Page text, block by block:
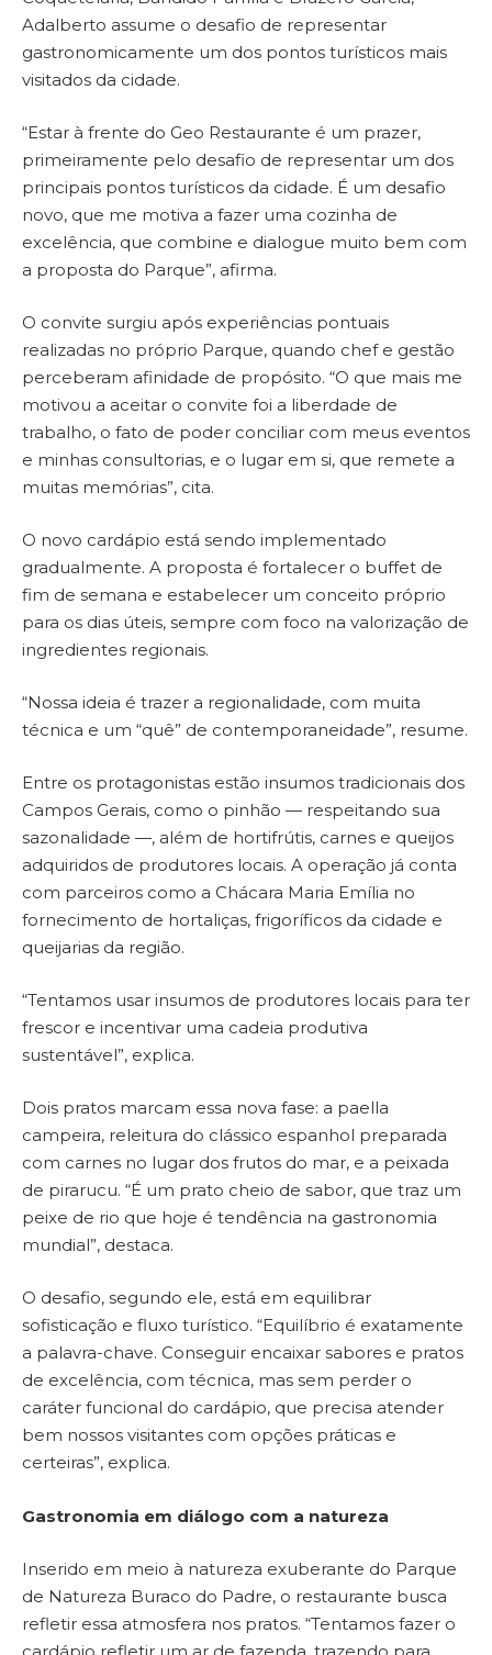
Adalberto assume o desafio de representar
gastronomicamente um dos pontos turísticos mais
visitados da cidade.
“Estar à frente do Geo Restaurante é um prazer,
primeiramente pelo desafio de representar um dos
principais pontos turísticos da cidade. É um desafio
novo, que me motiva a fazer uma cozinha de
excelência, que combine e dialogue muito bem com
a proposta do Parque”, afirma.
O convite surgiu após experiências pontuais
realizadas no próprio Parque, quando chef e gestão
perceberam afinidade de propósito. “O que mais me
motivou a aceitar o convite foi a liberdade de
trabalho, o fato de poder conciliar com meus eventos
e minhas consultorias, e o lugar em si, que remete a
muitas memórias”, cita.
O novo cardápio está sendo implementado
gradualmente. A proposta é fortalecer o buffet de
fim de semana e estabelecer um conceito próprio
para os dias úteis, sempre com foco na valorização de
ingredientes regionais.
“Nossa ideia é trazer a regionalidade, com muita
técnica e um “quê” de contemporaneidade”, resume.
Entre os protagonistas estão insumos tradicionais dos
Campos Gerais, como o pinhão — respeitando sua
sazonalidade —, além de hortifrútis, carnes e queijos
adquiridos de produtores locais. A operação já conta
com parceiros como a Chácara Maria Emília no
fornecimento de hortaliças, frigoríficos da cidade e
queijarias da região.
“Tentamos usar insumos de produtores locais para ter
frescor e incentivar uma cadeia produtiva
sustentável”, explica.
Dois pratos marcam essa nova fase: a paella
campeira, releitura do clássico espanhol preparada
com carnes no lugar dos frutos do mar, e a peixada
de pirarucu. “É um prato cheio de sabor, que traz um
peixe de rio que hoje é tendência na gastronomia
mundial”, destaca.
O desafio, segundo ele, está em equilibrar
sofisticação e fluxo turístico. “Equilíbrio é exatamente
a palavra-chave. Conseguir encaixar sabores e pratos
de excelência, com técnica, mas sem perder o
caráter funcional do cardápio, que precisa atender
bem nossos visitantes com opções práticas e
certeiras”, explica.
Gastronomia em diálogo com a natureza
Inserido em meio à natureza exuberante do Parque
de Natureza Buraco do Padre, o restaurante busca
refletir essa atmosfera nos pratos. “Tentamos fazer o
cardápio refletir um ar de fazenda, trazendo para